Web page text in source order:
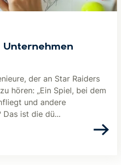
Unternehmen
der an Star Raiders
hören: „Ein Spiel, bei dem
und andere
Das ist die dü...